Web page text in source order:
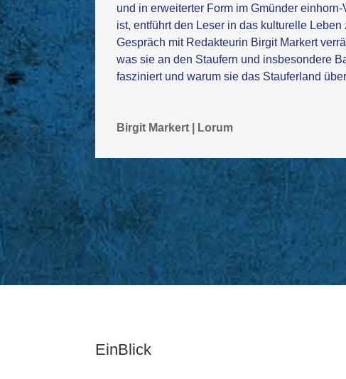
und in erweiterter Form im Gmünder
ist, entführt den Leser in das kulturelle Leben
Gespräch mit Redakteurin Birgit Markert
was sie an den Staufern und insbesondere
fasziniert und warum sie das Stauferland
Birgit Markert | Lorum
EinBlick